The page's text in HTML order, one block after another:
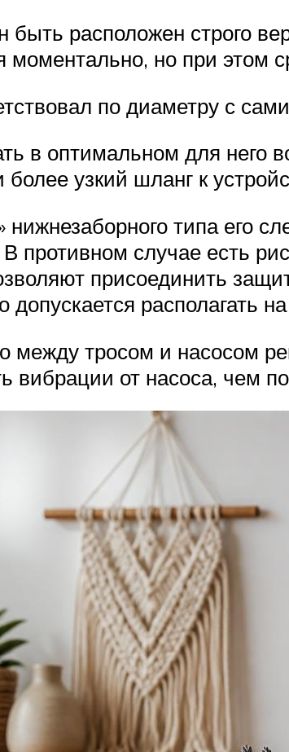
расположен строго
но при этом
по диаметру с
в оптимальном для него
узкий шланг к
типа его
противном случае есть
присоединить
допускается располагать
между тросом и насосом
вибрации от насоса, чем